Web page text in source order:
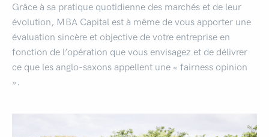
Grâce à sa pratique quotidienne des marchés et de leur
évolution, MBA Capital est à même de vous apporter une
évaluation sincère et objective de votre entreprise en
fonction de l’opération que vous envisagez et de délivrer
ce que les anglo-saxons appellent une « fairness opinion
».